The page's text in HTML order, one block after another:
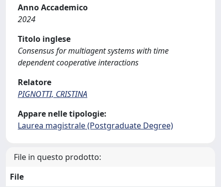
Anno Accademico
2024
Titolo inglese
Consensus for multiagent systems with time
dependent cooperative interactions
Relatore
PIGNOTTI, CRISTINA
Appare nelle tipologie:
Laurea magistrale (Postgraduate Degree)
File in questo prodotto:
File